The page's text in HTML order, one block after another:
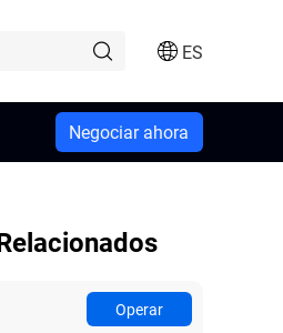
ES
Negociar ahora
Operar